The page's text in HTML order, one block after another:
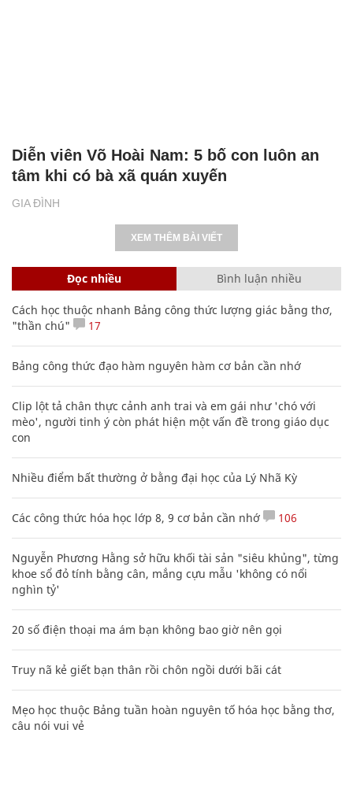
GIA ĐÌNH
Diễn viên Võ Hoài Nam: 5 bố con luôn an
tâm khi có bà xã quán xuyến
XEM THÊM BÀI VIẾT
Đọc nhiều Bình luận nhiều
Cách học thuộc nhanh Bảng công thức lượng giác bằng thơ,
"thần chú"
17
Bảng công thức đạo hàm nguyên hàm cơ bản cần nhớ
Clip lột tả chân thực cảnh anh trai và em gái như 'chó với
mèo', người tinh ý còn phát hiện một vấn đề trong giáo dục
con
Nhiều điểm bất thường ở bằng đại học của Lý Nhã Kỳ
Các công thức hóa học lớp 8, 9 cơ bản cần nhớ 106
Nguyễn Phương Hằng sở hữu khối tài sản "siêu khủng", từng
khoe sổ đỏ tính bằng cân, mắng cựu mẫu 'không có nổi
nghìn tỷ'
20 số điện thoại ma ám bạn không bao giờ nên gọi
Truy nã kẻ giết bạn thân rồi chôn ngồi dưới bãi cát
Mẹo học thuộc Bảng tuần hoàn nguyên tố hóa học bằng thơ,
câu nói vui vẻ